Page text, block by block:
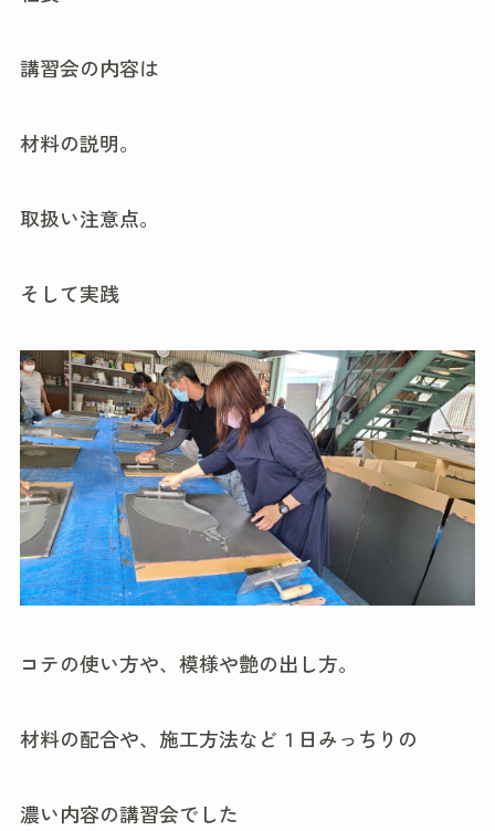
講習会の内容は
材料の説明。
取扱い注意点。
そして実践
コテの使い方や、模様や艶の出し方。
材料の配合や、施工方法など１日みっちりの
濃い内容の講習会でした